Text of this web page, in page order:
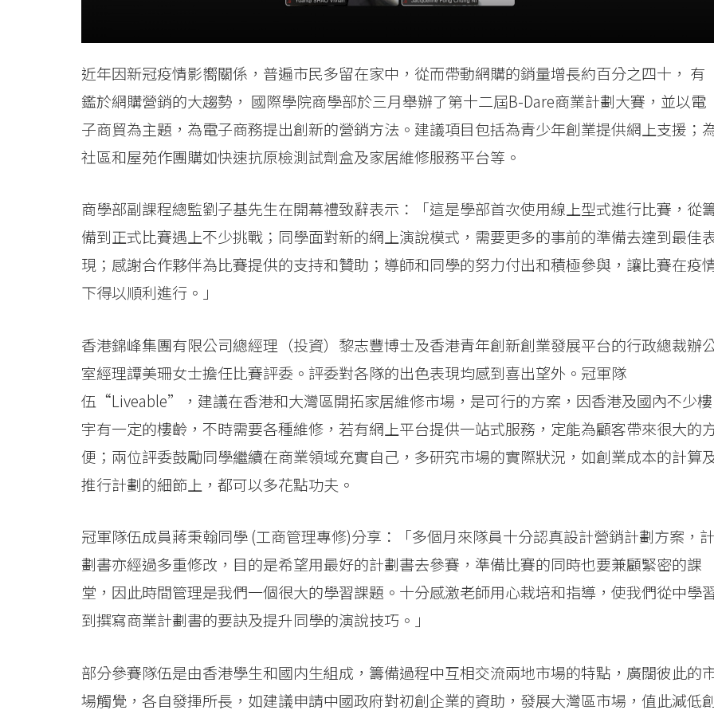
University近年因新冠疫情影嚮關係，普遍市民多留在家中，從而帶動網購的銷量增長約百分之四十， 有
鑑於網購營銷的大趨勢， 國際學院商學部於三月舉辦了第十二屆B-Dare商業計劃大賽，並以電
子商貿為主題，為電子商務提出創新的營銷方法。建議項目包括為青少年創業提供網上支援；
社區和屋苑作團購如快速抗原檢測試劑盒及家居維修服務平台等。
商學部副課程總監劉子基先生在開幕禮致辭表示：「這是學部首次使用線上型式進行比賽，從
備到正式比賽遇上不少挑戰；同學面對新的網上演說模式，需要更多的事前的準備去達到最佳
現；感謝合作夥伴為比賽提供的支持和贊助；導師和同學的努力付出和積極參與，讓比賽在疫
下得以順利進行。」
香港錦峰集團有限公司總經理（投資）黎志豐博士及香港青年創新創業發展平台的行政總裁辦
室經理譚美珊女士擔任比賽評委。評委對各隊的出色表現均感到喜出望外。冠軍隊
伍“Liveable”，建議在香港和大灣區開拓家居維修市場，是可行的方案，因香港及國內不少樓
宇有一定的樓齡，不時需要各種維修，若有網上平台提供一站式服務，定能為顧客帶來很大的
便；兩位評委鼓勵同學繼續在商業領域充實自己，多研究市場的實際狀況，如創業成本的計算
推行計劃的細節上，都可以多花點功夫。
冠軍隊伍成員蔣秉翰同學 (工商管理專修)分享：「多個月來隊員十分認真設計營銷計劃方案，計
劃書亦經過多重修改，目的是希望用最好的計劃書去參賽，準備比賽的同時也要兼顧緊密的課
堂，因此時間管理是我們一個很大的學習課題。十分感激老師用心栽培和指導，使我們從中學
到撰寫商業計劃書的要訣及提升同學的演說技巧。」
部分參賽隊伍是由香港學生和國内生組成，籌備過程中互相交流兩地市場的特點，廣闊彼此的
場觸覺，各自發揮所長，如建議申請中國政府對初創企業的資助，發展大灣區市場，值此減低